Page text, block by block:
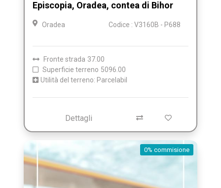
Episcopia, Oradea, contea di Bihor
Oradea Codice : V3160B - P688
Fronte strada 37.00
Superficie terreno 5096.00
Utilità del terreno: Parcelabil
Dettagli
0% commisione